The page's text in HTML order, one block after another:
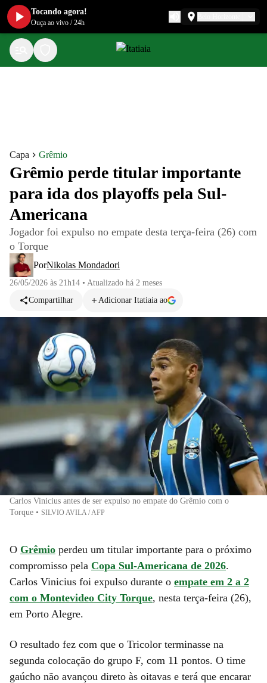
Capa Grêmio
Grêmio perde titular importante
para ida dos playoffs pela Sul-
Americana
Jogador foi expulso no empate desta terça-feira (26) com
o Torque
PorNikolas Mondadori
26/05/2026 às 21h14 • Atualizado há 2 meses
Compartilhar
Adicionar Itatiaia ao
Carlos Vinicius antes de ser expulso no empate do Grêmio com o
Torque • SILVIO AVILA / AFP
O Grêmio perdeu um titular importante para o próximo
compromisso pela Copa Sul-Americana de 2026.
Carlos Vinicius foi expulso durante o empate em 2 a 2
com o Montevideo City Torque, nesta terça-feira (26),
em Porto Alegre.
O resultado fez com que o Tricolor terminasse na
segunda colocação do grupo F, com 11 pontos. O time
gaúcho não avançou direto às oitavas e terá que encarar
Tocando agora!
Ouça ao vivo /24h